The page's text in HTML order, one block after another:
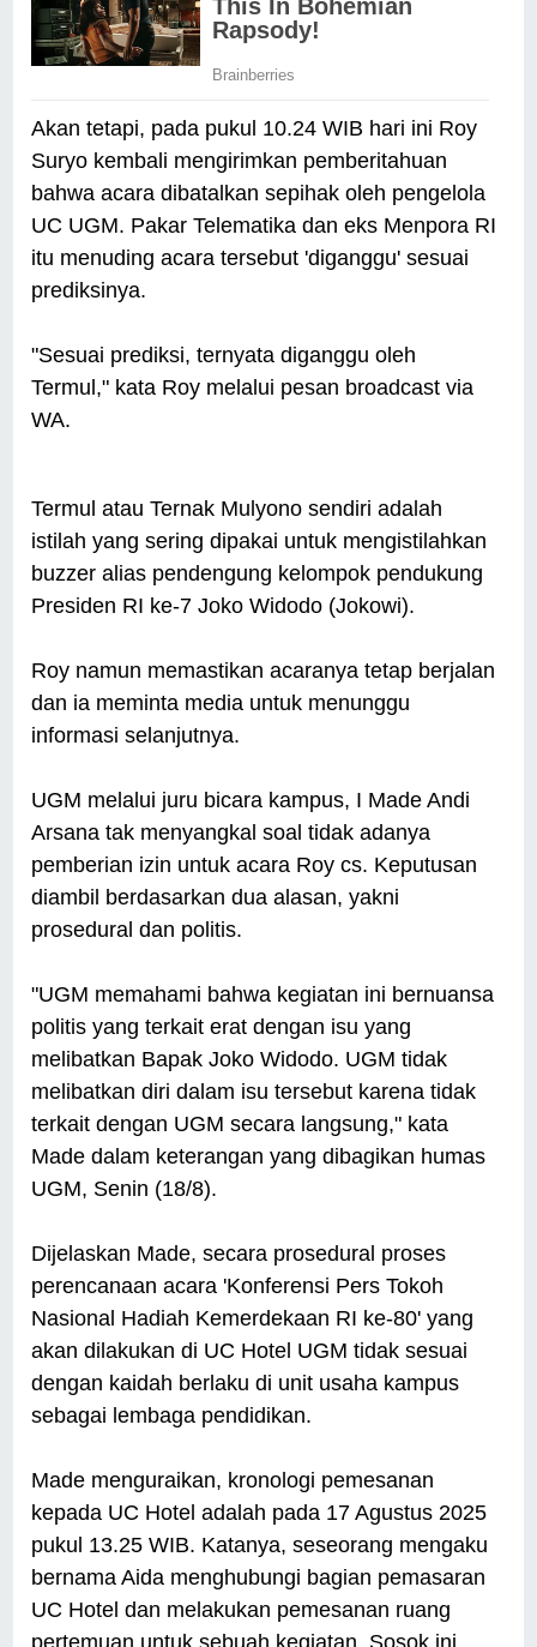
Akan tetapi, pada pukul 10.24 WIB hari ini Roy
Suryo kembali mengirimkan pemberitahuan
bahwa acara dibatalkan sepihak oleh pengelola
UC UGM. Pakar Telematika dan eks Menpora RI
itu menuding acara tersebut 'diganggu' sesuai
prediksinya.
"Sesuai prediksi, ternyata diganggu oleh
Termul," kata Roy melalui pesan broadcast via
WA.
Termul atau Ternak Mulyono sendiri adalah
istilah yang sering dipakai untuk mengistilahkan
buzzer alias pendengung kelompok pendukung
Presiden RI ke-7 Joko Widodo (Jokowi).
Roy namun memastikan acaranya tetap berjalan
dan ia meminta media untuk menunggu
informasi selanjutnya.
UGM melalui juru bicara kampus, I Made Andi
Arsana tak menyangkal soal tidak adanya
pemberian izin untuk acara Roy cs. Keputusan
diambil berdasarkan dua alasan, yakni
prosedural dan politis.
"UGM memahami bahwa kegiatan ini bernuansa
politis yang terkait erat dengan isu yang
melibatkan Bapak Joko Widodo. UGM tidak
melibatkan diri dalam isu tersebut karena tidak
terkait dengan UGM secara langsung," kata
Made dalam keterangan yang dibagikan humas
UGM, Senin (18/8).
Dijelaskan Made, secara prosedural proses
perencanaan acara 'Konferensi Pers Tokoh
Nasional Hadiah Kemerdekaan RI ke-80' yang
akan dilakukan di UC Hotel UGM tidak sesuai
dengan kaidah berlaku di unit usaha kampus
sebagai lembaga pendidikan.
Made menguraikan, kronologi pemesanan
kepada UC Hotel adalah pada 17 Agustus 2025
pukul 13.25 WIB. Katanya, seseorang mengaku
bernama Aida menghubungi bagian pemasaran
UC Hotel dan melakukan pemesanan ruang